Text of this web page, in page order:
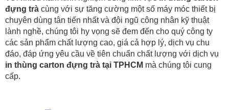
đựng trà cùng với sự tăng cường một số máy móc thiết bị
chuyên dùng tân tiến nhất và đội ngũ công nhân kỹ thuật
lành nghề, chúng tôi hy vọng sẽ đem đến cho quý công ty
các sản phẩm chất lượng cao, giá cả hợp lý, dịch vụ chu
đáo, đáp ứng yêu cầu về tiên chuẩn chất lượng với dịch vụ
in thùng carton đựng trà tại TPHCM mà chúng tôi cung
cấp.